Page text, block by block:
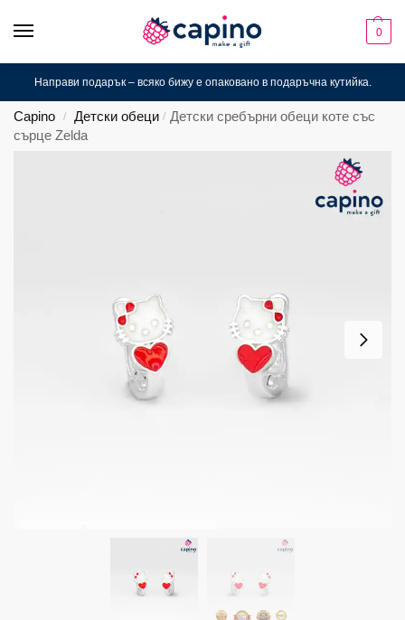
0
Направи подарък – всяко бижу е опаковано в подаръчна кутийка.
Capino / Детски обеци / Детски сребърни обеци коте със
сърце Zelda